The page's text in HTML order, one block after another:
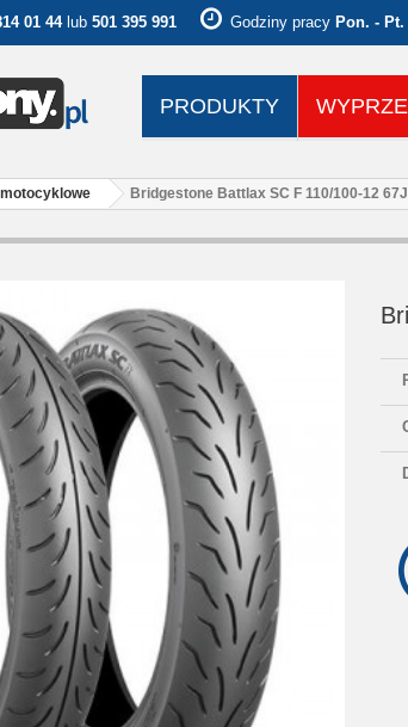
01 44lub 501 395 991 Godziny pracy Pon. - Pt.
PRODUKTY
Bridgestone Battlax SC F 110/100-12 67J